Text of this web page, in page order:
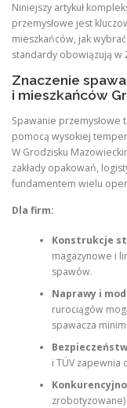
Niniejszy artykuł
przemysłowe jest
mieszkańców, jak
standardy obowiązują w
Znaczenie
i mieszkańców
Spawanie przemysłowe
pomocą wysokiej
W Grodzisku
zakłady opakowań,
fundamentem wielu
Dla firm:
Konstrukcje
magazynowe i
spawów.
Naprawy i
rurociągów
spawacza
i TÜV zapewnia
zrobotyzowane)